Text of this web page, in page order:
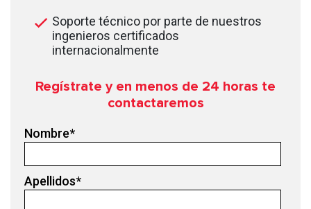
Soporte técnico por parte de nuestros
ingenieros certificados
internacionalmente
Regístrate y en menos de 24 horas te
contactaremos
Nombre*
Apellidos*